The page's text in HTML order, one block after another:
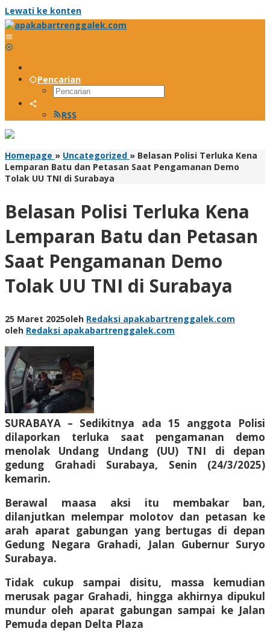
Lewati ke konten
Pencarian
RSS
Homepage » Uncategorized » Belasan Polisi Terluka Kena
Lemparan Batu dan Petasan Saat Pengamanan Demo
Tolak UU TNI di Surabaya
Belasan Polisi Terluka Kena
Lemparan Batu dan Petasan
Saat Pengamanan Demo
Tolak UU TNI di Surabaya
25 Maret 2025oleh Redaksi apakabartrenggalek.com
oleh Redaksi apakabartrenggalek.com
SURABAYA – Sedikitnya ada 15 anggota Polisi
dilaporkan terluka saat pengamanan demo
menolak Undang Undang (UU) TNI di depan
gedung Grahadi Surabaya, Senin (24/3/2025)
kemarin.
Berawal maasa aksi itu membakar ban,
dilanjutkan melempar molotov dan petasan ke
arah aparat gabungan yang bertugas di depan
Gedung Negara Grahadi, Jalan Gubernur Suryo
Surabaya.
Tidak cukup sampai disitu, massa kemudian
merusak pagar Grahadi, hingga akhirnya dipukul
mundur oleh aparat gabungan sampai ke Jalan
Pemuda depan Delta Plaza